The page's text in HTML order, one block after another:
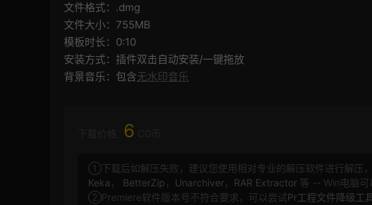
文件格式：.dmg
文件大小：755MB
模板时长：0:10
安装方式：插件双击自动安装/一键拖放
背景音乐：包含无水印音乐
6
①下载后如解压失败，建议您使用相对专业的解压软件进行解压，
Keka ， BetterZip ， Unarchiver， RAR Extractor 等 -- Win电脑可
②Premiere软件版本号不符合要求，可以尝试Pr工程文件降级工